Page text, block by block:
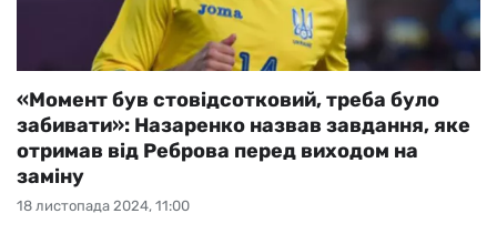
18 листопада 2024, 11:00
«Момент був стовідсотковий, треба було
забивати»: Назаренко назвав завдання, яке
отримав від Реброва перед виходом на
заміну